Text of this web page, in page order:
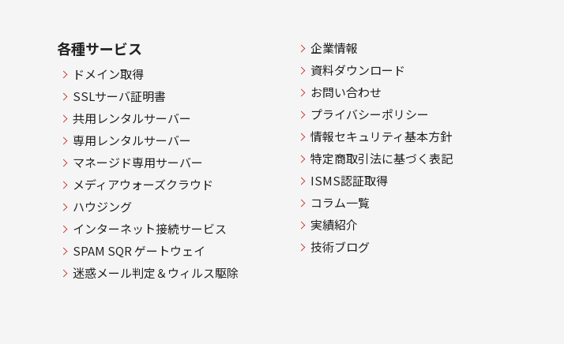
各種サービス
ドメイン取得
SSLサーバ証明書
共用レンタルサーバー
専用レンタルサーバー
マネージド専用サーバー
メディアウォーズクラウド
ハウジング
インターネット接続サービス
SPAM SQR ゲートウェイ
迷惑メール判定＆ウィルス駆除
企業情報
資料ダウンロード
お問い合わせ
プライバシーポリシー
情報セキュリティ基本方針
特定商取引法に基づく表記
ISMS認証取得
コラム一覧
実績紹介
技術ブログ